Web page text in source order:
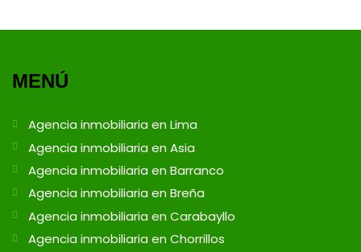
MENÚ
Agencia inmobiliaria en Lima
Agencia inmobiliaria en Asia
Agencia inmobiliaria en Barranco
Agencia inmobiliaria en Breña
Agencia inmobiliaria en Carabayllo
Agencia inmobiliaria en Chorrillos